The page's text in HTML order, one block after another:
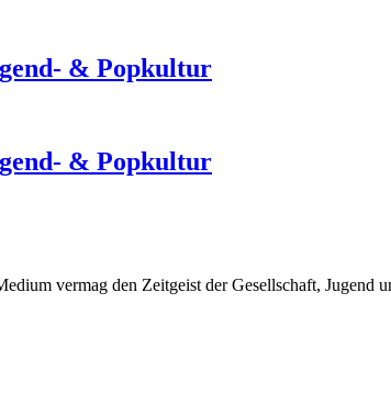
& Popkultur
& Popkultur
vermag den Zeitgeist der Gesellschaft, Jugend